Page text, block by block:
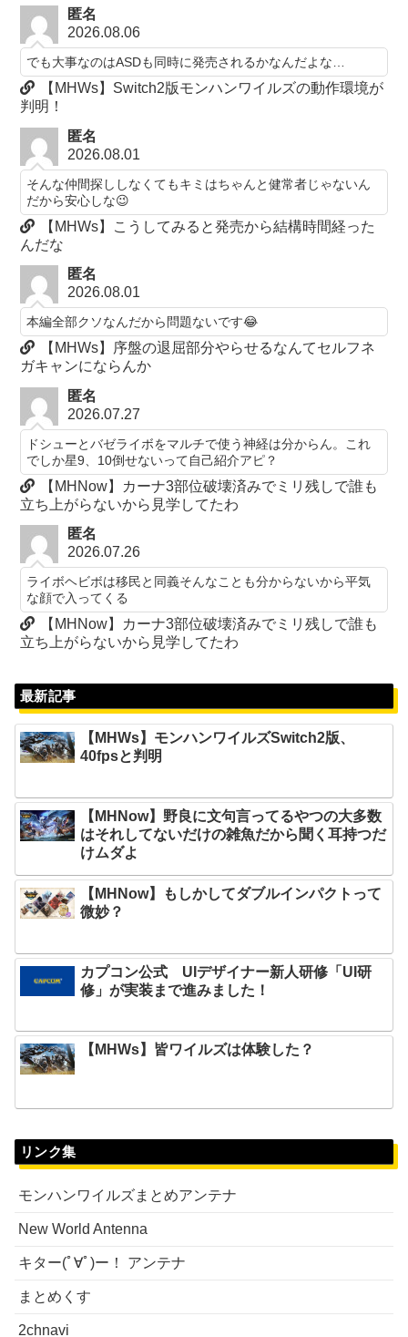
匿名
2026.08.06
でも大事なのはASDも同時に発売されるかなんだよな…
【MHWs】Switch2版モンハンワイルズの動作環境が
判明！
匿名
2026.08.01
そんな仲間探ししなくてもキミはちゃんと健常者じゃないん
だから安心しな😉
【MHWs】こうしてみると発売から結構時間経った
んだな
匿名
2026.08.01
本編全部クソなんだから問題ないです😂
【MHWs】序盤の退屈部分やらせるなんてセルフネ
ガキャンにならんか
匿名
2026.07.27
ドシューとバゼライボをマルチで使う神経は分からん。これ
でしか星9、10倒せないって自己紹介アピ？
【MHNow】カーナ3部位破壊済みでミリ残しで誰も
立ち上がらないから見学してたわ
匿名
2026.07.26
ライボヘビボは移民と同義そんなことも分からないから平気
な顔で入ってくる
【MHNow】カーナ3部位破壊済みでミリ残しで誰も
立ち上がらないから見学してたわ
最新記事
【MHWs】モンハンワイルズSwitch2版、
40fpsと判明
【MHNow】野良に文句言ってるやつの大多数
はそれしてないだけの雑魚だから聞く耳持つだ
けムダよ
【MHNow】もしかしてダブルインパクトって
微妙？
カプコン公式 UIデザイナー新人研修「UI研
修」が実装まで進みました！
【MHWs】皆ワイルズは体験した？
リンク集
モンハンワイルズまとめアンテナ
New World Antenna
キター(ﾟ∀ﾟ)ー！ アンテナ
まとめくす
2chnavi